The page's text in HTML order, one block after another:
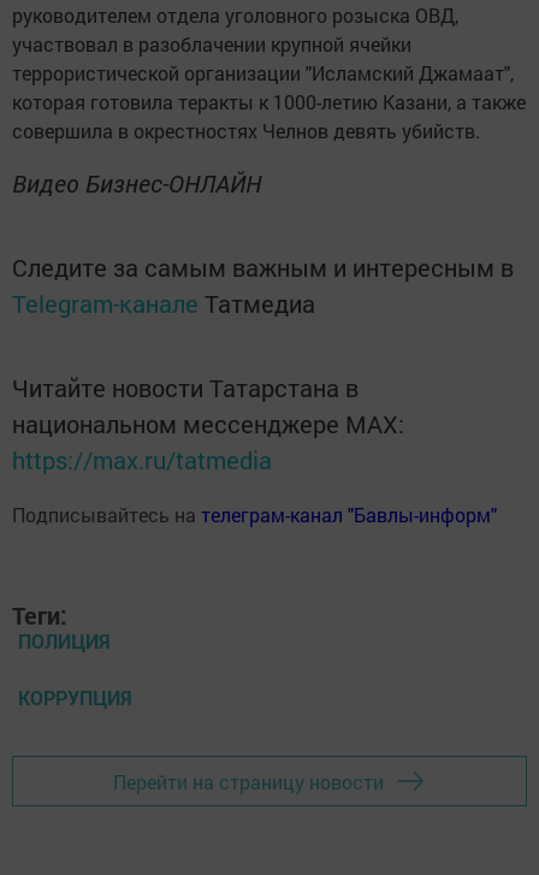
руководителем отдела уголовного розыска ОВД,
участвовал в разоблачении крупной ячейки
террористической организации "Исламский Джамаат",
которая готовила теракты к 1000-летию Казани, а также
совершила в окрестностях Челнов девять убийств.
Видео Бизнес-ОНЛАЙН
Следите за самым важным и интересным в
Telegram-канале Татмедиа
Читайте новости Татарстана в
национальном мессенджере MАХ:
https://max.ru/tatmedia
Подписывайтесь на телеграм-канал "Бавлы-информ"
Теги:
ПОЛИЦИЯ
КОРРУПЦИЯ
Перейти на страницу новости